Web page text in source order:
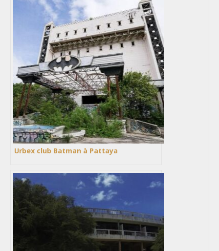
Urbex club Batman à Pattaya